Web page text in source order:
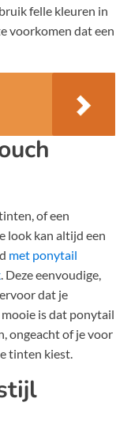
felle kleuren in
voorkomen dat een
of een
look kan altijd een
met ponytail
. Deze eenvoudige,
dat je
is dat ponytail
ongeacht of je voor
tinten kiest.